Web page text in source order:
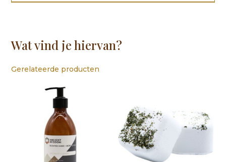
Wat vind je hiervan?
Gerelateerde producten